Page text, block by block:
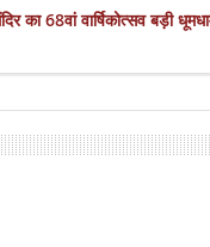
का 68वां वार्षिकोत्सव बड़ी